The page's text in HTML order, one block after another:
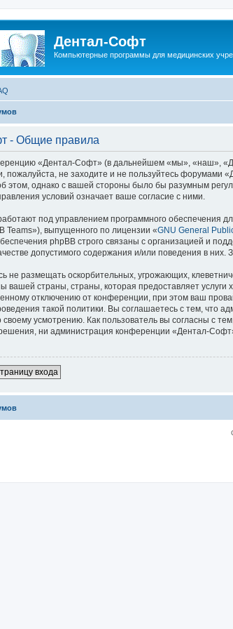
Дентал-Софт
Компьютерные программы для медицинских
- Общие правила
«Дентал-Софт» (в дальнейшем «мы», «наш»,
пожалуйста, не заходите и не пользуйтесь
этом, однако с вашей стороны было бы разумным
условий означает ваше согласие с ними.
под управлением программного обеспечения
Teams»), выпущенного по лицензии «GNU General
phpBB строго связаны с организацией и
допустимого содержания и/или поведения в
не размещать оскорбительных, угрожающих,
вашей страны, страны, которая предоставляет
отключению от конференции, при этом ваш
такой политики. Вы соглашаетесь с тем, что
усмотрению. Как пользователь вы согласны с
ни администрация конференции «Дентал-
входа